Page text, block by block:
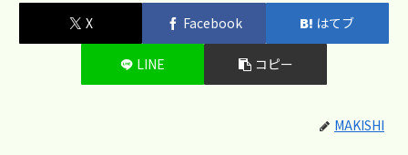
X Facebook はてブ
LINE コピー
MAKISHI